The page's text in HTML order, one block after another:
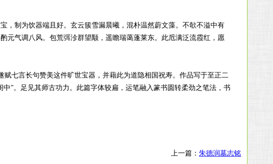
，制为饮器端且好。玄云簇雪漏晨曦，混朴温然蔚文藻。不欹不溢中有
元气调八风。包荒弭沴群望颙，遥瞻瑞蔼蓬莱东。此卮满泛流霞红，愿
七言长句赞美这件旷世宝器，并藉此为道隐相国祝寿。作品写于至正二
”。足见其师古功力。此篇字体较扁，运笔融入篆书圆转柔劲之笔法，书
上一篇：朱德润墓志铭